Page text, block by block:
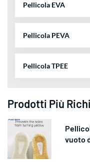
Pellicola EVA
Pellicola PEVA
Pellicola TPEE
Prodotti Più
vuoto